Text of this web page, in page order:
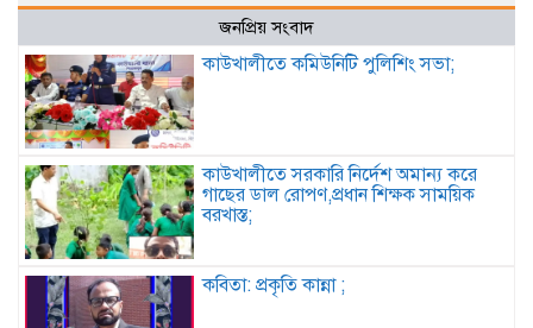
জনপ্রিয় সংবাদ
কাউখালীতে কমিউনিটি পুলিশিং সভা;
কাউখালীতে সরকারি নির্দেশ অমান্য করে
গাছের ডাল রোপণ,প্রধান শিক্ষক সাময়িক
বরখাস্ত;
কবিতা: প্রকৃতি কান্না ;